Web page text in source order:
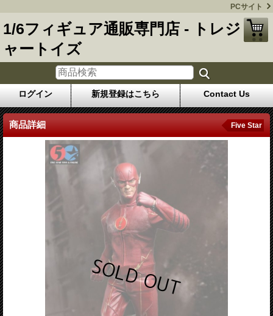
PCサイト
1/6フィギュア通販専門店 - トレジ
ャートイズ
ログイン 新規登録はこちら Contact Us
商品詳細 Five Star